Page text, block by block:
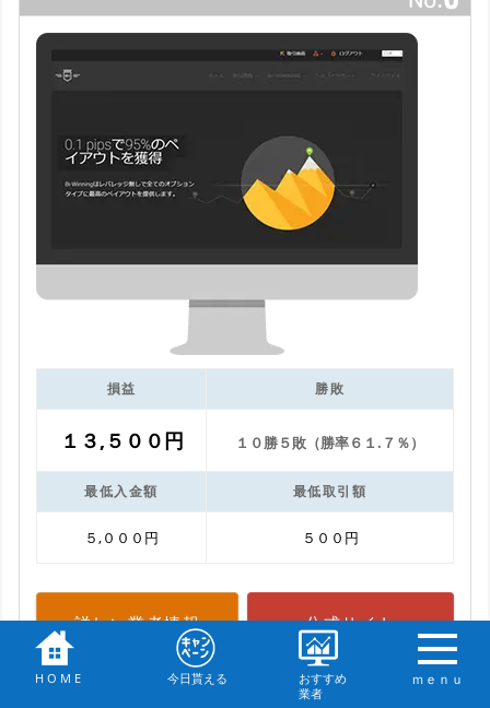
H O M E 今日貰える
おすすめ
業者
ｍｅｎｕ
損益 勝敗
１３,５００円 １０勝５敗（勝率６１.７％）
最低入金額 最低取引額
５,０００円 ５００円
詳しい業者情報 公式サイト